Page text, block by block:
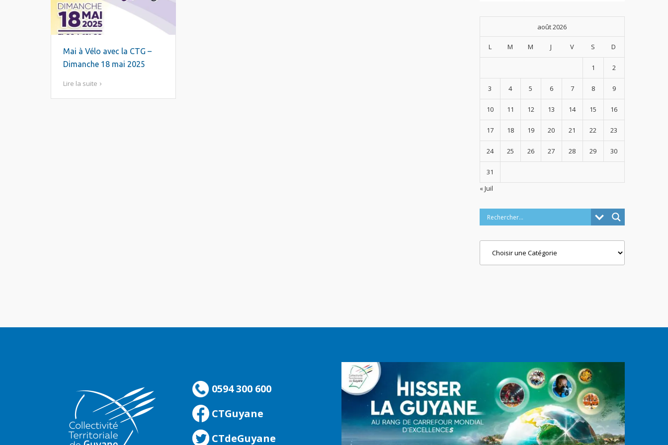
Mai à Vélo avec la CTG –
Dimanche 18 mai 2025
Lire la suite
août 2026
L M M J V S D
1 2
3 4 5 6 7 8 9
10 11 12 13 14 15 16
17 18 19 20 21 22 23
24 25 26 27 28 29 30
31
« Juil
0594 300 600
CTGuyane
CTdeGuyane